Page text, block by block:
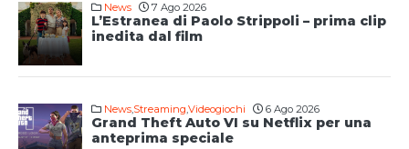
News 7 Ago 2026
L’Estranea di Paolo Strippoli – prima clip
inedita dal film
News,Streaming,Videogiochi 6 Ago 2026
Grand Theft Auto VI su Netflix per una
anteprima speciale